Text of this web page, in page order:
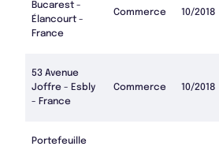
Bucarest -
Élancourt -
France
Commerce 10/2018
53 Avenue
Joffre - Esbly
- France
Commerce 10/2018
Portefeuille